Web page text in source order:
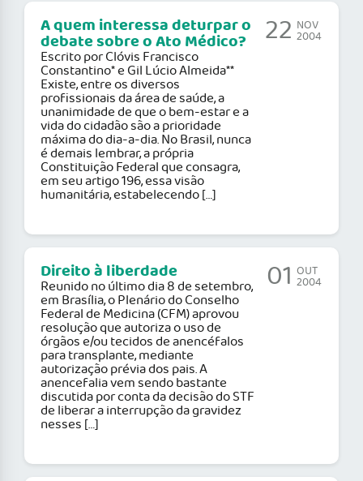
A quem interessa deturpar o
debate sobre o Ato Médico?
Escrito por Clóvis Francisco
Constantino* e Gil Lúcio Almeida**
Existe, entre os diversos
profissionais da área de saúde, a
unanimidade de que o bem-estar e a
vida do cidadão são a prioridade
máxima do dia-a-dia. No Brasil, nunca
é demais lembrar, a própria
Constituição Federal que consagra,
em seu artigo 196, essa visão
humanitária, estabelecendo […]
22 NOV
2004
Direito à liberdade
Reunido no último dia 8 de setembro,
em Brasília, o Plenário do Conselho
Federal de Medicina (CFM) aprovou
resolução que autoriza o uso de
órgãos e/ou tecidos de anencéfalos
para transplante, mediante
autorização prévia dos pais. A
anencefalia vem sendo bastante
discutida por conta da decisão do STF
de liberar a interrupção da gravidez
nesses […]
01 OUT
2004